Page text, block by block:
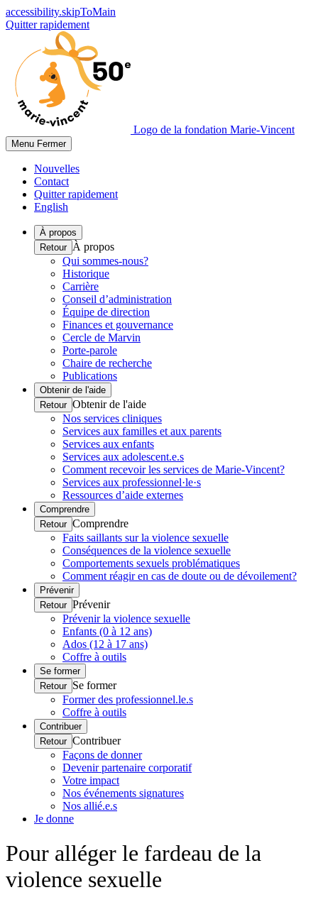
accessibility.skipToMain
Quitter rapidement
Logo de la fondation Marie-Vincent
Menu Fermer
Nouvelles
Contact
Quitter rapidement
English
À propos
Retour À propos
Qui sommes-nous?
Historique
Carrière
Conseil d’administration
Équipe de direction
Finances et gouvernance
Cercle de Marvin
Porte-parole
Chaire de recherche
Publications
Obtenir de l'aide
Retour Obtenir de l'aide
Nos services cliniques
Services aux familles et aux parents
Services aux enfants
Services aux adolescent.e.s
Comment recevoir les services de Marie-Vincent?
Services aux professionnel·le·s
Ressources d’aide externes
Comprendre
Retour Comprendre
Faits saillants sur la violence sexuelle
Conséquences de la violence sexuelle
Comportements sexuels problématiques
Comment réagir en cas de doute ou de dévoilement?
Prévenir
Retour Prévenir
Prévenir la violence sexuelle
Enfants (0 à 12 ans)
Ados (12 à 17 ans)
Coffre à outils
Se former
Retour Se former
Former des professionnel.le.s
Coffre à outils
Contribuer
Retour Contribuer
Façons de donner
Devenir partenaire corporatif
Votre impact
Nos événements signatures
Nos allié.e.s
Je donne
Pour alléger le fardeau de la
violence sexuelle